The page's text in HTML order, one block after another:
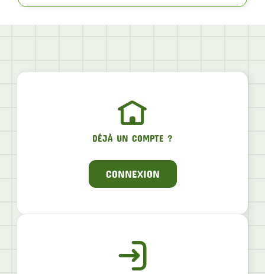
DÉJÀ UN COMPTE ?
CONNEXION